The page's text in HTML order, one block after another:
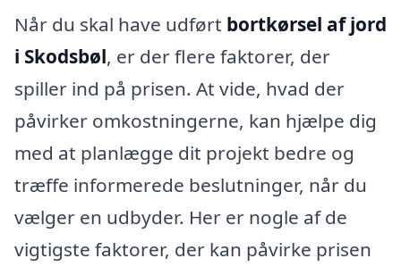
Når du skal have udført bortkørsel af jord
i Skodsbøl, er der flere faktorer, der
spiller ind på prisen. At vide, hvad der
påvirker omkostningerne, kan hjælpe dig
med at planlægge dit projekt bedre og
træffe informerede beslutninger, når du
vælger en udbyder. Her er nogle af de
vigtigste faktorer, der kan påvirke prisen